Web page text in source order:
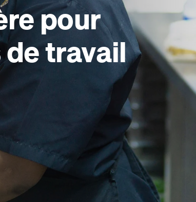
pour
travail